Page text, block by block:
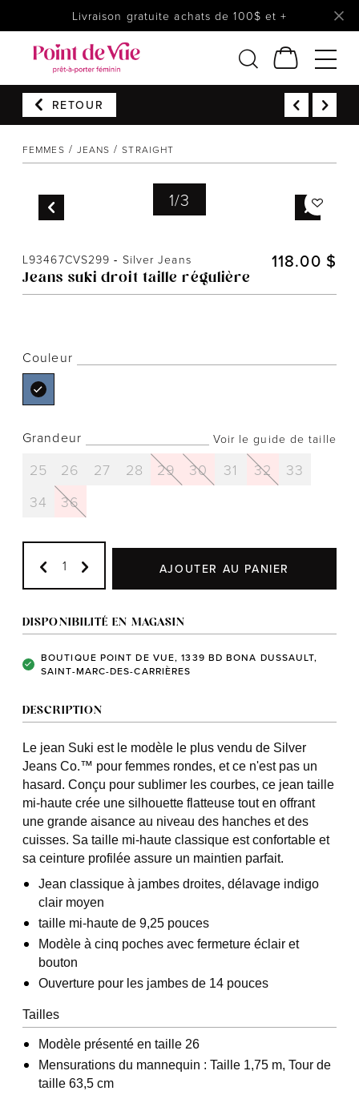
Livraison gratuite achats de 100$ et +
Lingerie
Accessoires
Chaussures
Notre histoire
L'équipe
RETOUR
FEMMES JEANS STRAIGHT
1/3
L93467CVS299- Silver Jeans
Jeans suki droit taille régulière
118.00 $
Couleur
Grandeur Voir le guide de taille
25 26 27 28 29 30 31 32
33
34
36
AJOUTER AU PANIER
DISPONIBILITÉ EN MAGASIN
BOUTIQUE POINT DE VUE, 1339 BD BONA DUSSAULT,
SAINT-MARC-DES-CARRIÈRES
DESCRIPTION
Le jean Suki est le modèle le plus vendu de Silver
Jeans Co.™ pour femmes rondes, et ce n'est pas un
hasard. Conçu pour sublimer les courbes, ce jean taille
mi-haute crée une silhouette flatteuse tout en offrant
une grande aisance au niveau des hanches et des
cuisses. Sa taille mi-haute classique est confortable et
sa ceinture profilée assure un maintien parfait.
Jean classique à jambes droites, délavage indigo
clair moyen
taille mi-haute de 9,25 pouces
Modèle à cinq poches avec fermeture éclair et
bouton
Ouverture pour les jambes de 14 pouces
Tailles
Modèle présenté en taille 26
Mensurations du mannequin : Taille 1,75 m, Tour de
taille 63,5 cm